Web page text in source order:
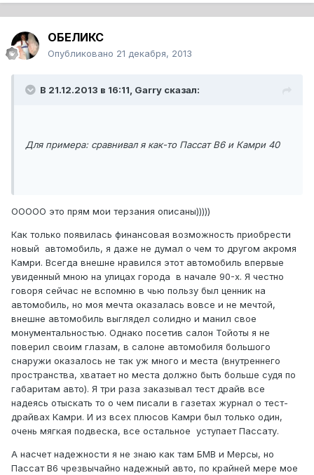
ОБЕЛИКС
Опубликовано 21 декабря, 2013
В 21.12.2013 в 16:11, Garry сказал:
Для примера: сравнивал я как-то Пассат В6 и Камри 40
ООООО это прям мои терзания описаны)))))
Как только появилась финансовая возможность приобрести
новый автомобиль, я даже не думал о чем то другом акромя
Камри. Всегда внешне нравился этот автомобиль впервые
увиденный мною на улицах города в начале 90-х. Я честно
говоря сейчас не вспомню в чью пользу был ценник на
автомобиль, но моя мечта оказалась вовсе и не мечтой,
внешне автомобиль выглядел солидно и манил свое
монументальностью. Однако посетив салон Тойоты я не
поверил своим глазам, в салоне автомобиля большого
снаружи оказалось не так уж много и места (внутреннего
пространства, хватает но места должно быть больше судя по
габаритам авто). Я три раза заказывал тест драйв все
надеясь отыскать то о чем писали в газетах журнал о тест-
драйвах Камри. И из всех плюсов Камри был только один,
очень мягкая подвеска, все остальное уступает Пассату.
А насчет надежности я не знаю как там БМВ и Мерсы, но
Пассат В6 чрезвычайно надежный авто, по крайней мере мое